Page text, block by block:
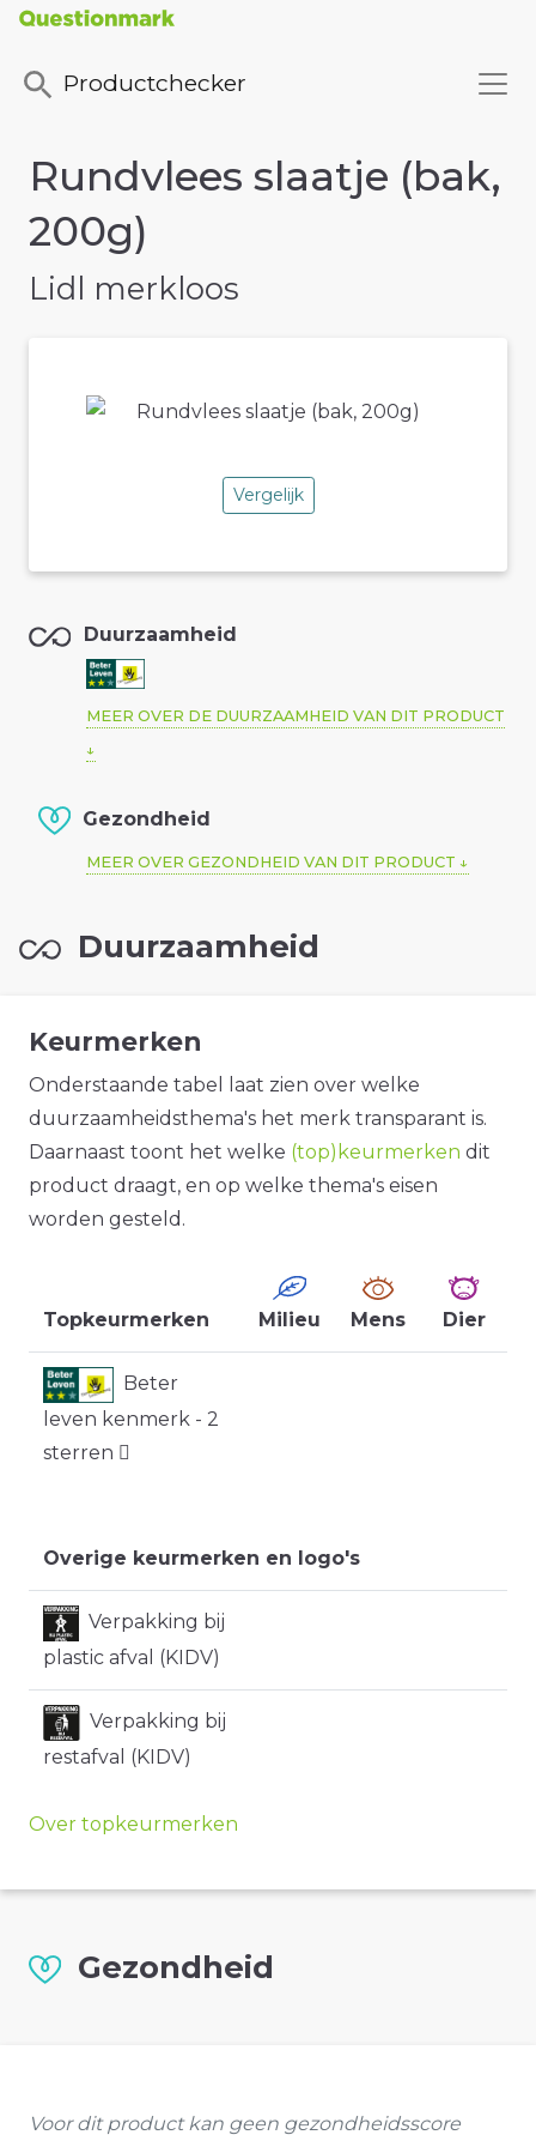
Productchecker
Rundvlees slaatje (bak,
200g)
Lidl merkloos
Vergelijk
Duurzaamheid
MEER OVER DE DUURZAAMHEID VAN DIT PRODUCT
Gezondheid
MEER OVER GEZONDHEID VAN DIT PRODUCT
Duurzaamheid
Keurmerken
Onderstaande tabel laat zien over welke
duurzaamheidsthema's het merk transparant is.
Daarnaast toont het welke (top)keurmerken dit
product draagt, en op welke thema's eisen
worden gesteld.
Topkeurmerken Milieu Mens Dier
Beter
leven kenmerk - 2
sterren
Overige keurmerken en logo's
Verpakking bij
plastic afval (KIDV)
Verpakking bij
restafval (KIDV)
Over topkeurmerken
Gezondheid
Voor dit product kan geen gezondheidsscore